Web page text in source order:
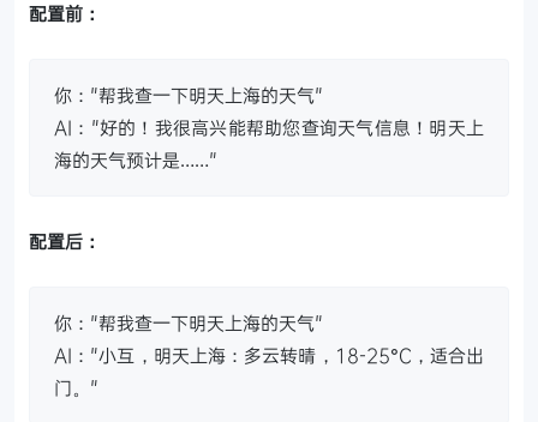
配置前：
你："帮我查一下明天上海的天气"
AI："好的！我很高兴能帮助您查询天气信息！明天上
海的天气预计是……"
配置后：
你："帮我查一下明天上海的天气"
AI："小互，明天上海：多云转晴，18-25°C，适合出
门。"